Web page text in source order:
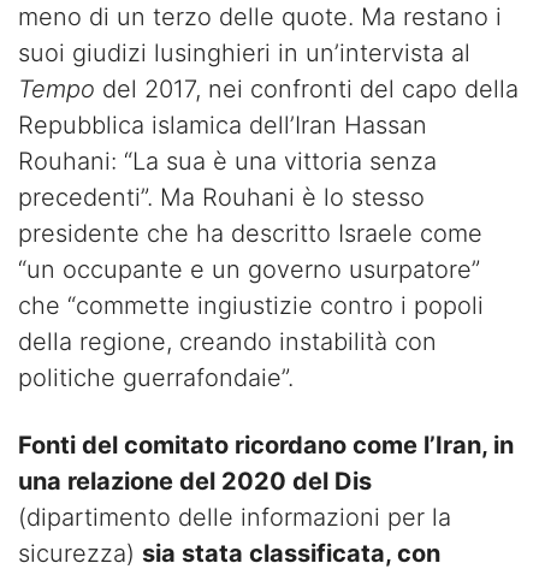
meno di un terzo delle quote. Ma restano i
suoi giudizi lusinghieri in un’intervista al
Tempo del 2017, nei confronti del capo della
Repubblica islamica dell’Iran Hassan
Rouhani: “La sua è una vittoria senza
precedenti”. Ma Rouhani è lo stesso
presidente che ha descritto Israele come
“un occupante e un governo usurpatore”
che “commette ingiustizie contro i popoli
della regione, creando instabilità con
politiche guerrafondaie”.
Fonti del comitato ricordano come l’Iran, in
una relazione del 2020 del Dis
(dipartimento delle informazioni per la
sicurezza) sia stata classificata, con